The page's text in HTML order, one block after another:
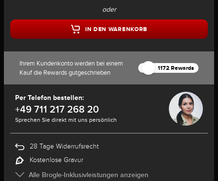
oder
IN DEN WARENKORB
Ihrem Kundenkonto werden bei einem
Kauf die Rewards gutgeschrieben
1172 Rewards
Per Telefon bestellen:
+49 711 217 268 20
Sprechen Sie direkt mit uns persönlich
28 Tage Widerrufsrecht
Kostenlose Gravur
Alle Brogle-Inklusivleistungen anzeigen